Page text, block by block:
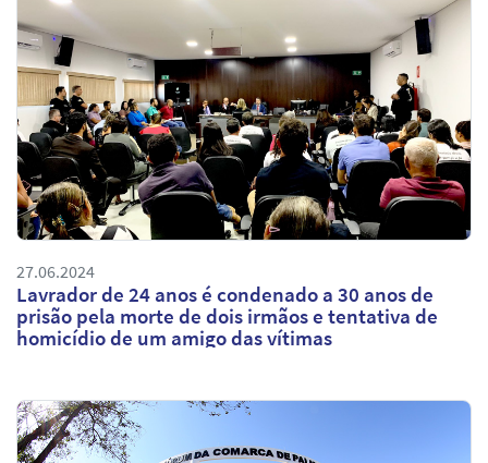
27.06.2024
Lavrador de 24 anos é condenado a 30 anos de
prisão pela morte de dois irmãos e tentativa de
homicídio de um amigo das vítimas